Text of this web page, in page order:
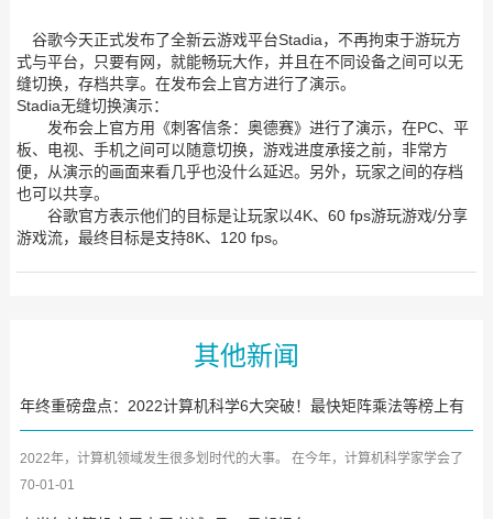
谷歌今天正式发布了全新云游戏平台Stadia，不再拘束于游玩方
式与平台，只要有网，就能畅玩大作，并且在不同设备之间可以无
缝切换，存档共享。在发布会上官方进行了演示。
Stadia无缝切换演示：
发布会上官方用《刺客信条：奥德赛》进行了演示，在PC、平
板、电视、手机之间可以随意切换，游戏进度承接之前，非常方
便，从演示的画面来看几乎也没什么延迟。另外，玩家之间的存档
也可以共享。
谷歌官方表示他们的目标是让玩家以4K、60 fps游玩游戏/分享
游戏流，最终目标是支持8K、120 fps。
其他新闻
年终重磅盘点：2022计算机科学6大突破！最快矩阵乘法等榜上有
名
2022年，计算机领域发生很多划时代的大事。 在今年，计算机科学家学会了
完美传输秘密，Transfor...
70-01-01